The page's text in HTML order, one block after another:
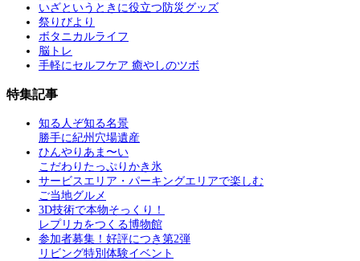
いざというときに役立つ防災グッズ
祭りびより
ボタニカルライフ
脳トレ
手軽にセルフケア 癒やしのツボ
特集記事
知る人ぞ知る名景
勝手に紀州穴場遺産
ひんやりあま〜い
こだわりたっぷりかき氷
サービスエリア・パーキングエリアで楽しむ
ご当地グルメ
3D技術で本物そっくり！
レプリカをつくる博物館
参加者募集！好評につき第2弾
リビング特別体験イベント